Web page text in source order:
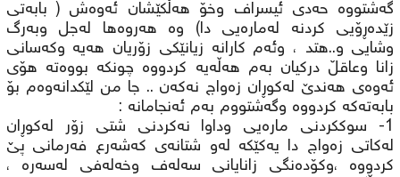
گەشتووە حەدی ئیسراف وخۆ هەڵکێشان ئەوەش ( بابەتی
زێدەڕۆیی کردنە لەمارەیی دا) وە هەروەها لەجل وبەرگ
وشایی و..هتد ، وئەم کارانە زیانێکی زۆریان هەیە وکەسانی
زانا وعاقڵ درکیان بەم هەڵەیه کردووە چونکە بووەتە هۆی
ئەوەی هەندێ لەکوڕان زەواج نەکەن .. جا من لێکدانەوەم بۆ
بابەتەکە کردووە وگەشتووم بەم ئەنجامانە :
1- سوککردنی مارەیی وداوا نەکردنی شتی زۆر لەکوڕان
لەکاتی زەواج دا یەکێکە لەو شتانەی کەشەرع فەرمانی پێ
کردووە ،وکۆدەنگی زانایانی سەلەف وخەلەفی لەسەره ،